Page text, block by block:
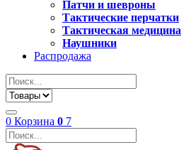
Патчи и шевроны
Тактические перчатки
Тактическая медицина
Наушники
Распродажа
0 Корзина 0 7